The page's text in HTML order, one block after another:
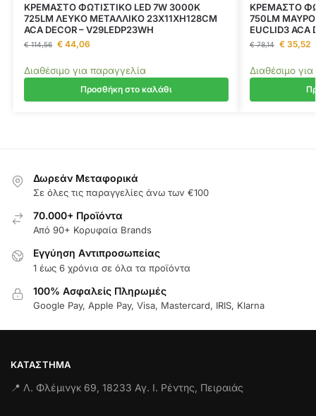
ΚΡΕΜΑΣΤΟ ΦΩΤΙΣΤΙΚΟ LED 7W 3000K
725LM ΛΕΥΚΟ ΜΕΤΑΛΛΙΚΟ 23X11XH128CM
ACA DECOR – V29LEDP23WH
€114,56 €44,06
Διαθέσιμο για παραγγελία
Προσθήκη στο καλάθι
ΚΡΕΜΑΣΤΟ
750LM ΜΑΥΡΟ
EUCLID3 ACA
€78,14 €35,52
Διαθέσιμο
Δωρεάν Μεταφορικά
Σε όλες τις παραγγελίες άνω των €100
70.000+ Προϊόντα
Από 90+ Κορυφαία Brands
Εγγύηση Aντιπροσωπείας
1 έως 6 χρόνια σε όλα τα προϊόντα
100% Ασφαλείς Πληρωμές
Google Pay, Apple Pay, Visa, Mastercard, IRIS, Klarna
ΚΑΤΆΣΤΗΜΑ
📍 Λ. Φλέμινγκ 69, 18233 Αγ. Ι. Ρέντης, Πειραιάς